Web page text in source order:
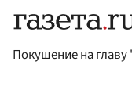
Покушение на